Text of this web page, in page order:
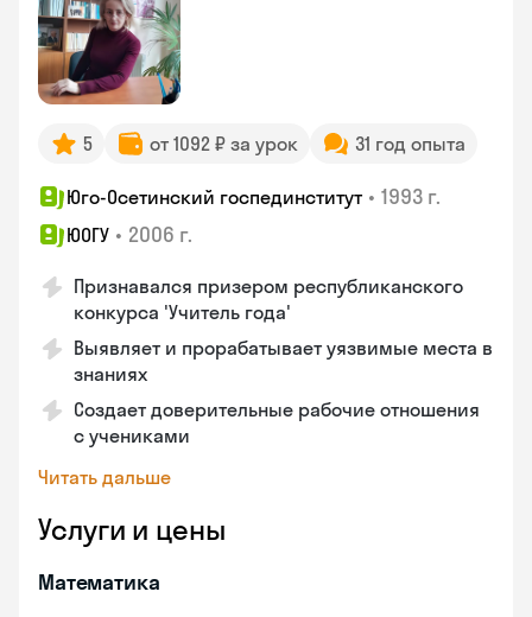
5 от 1092 ₽ за урок 31 год опыта
Юго-Осетинский госпединститут • 1993 г.
ЮОГУ • 2006 г.
Признавался призером республиканского
конкурса 'Учитель года'
Выявляет и прорабатывает уязвимые места в
знаниях
Создает доверительные рабочие отношения
с учениками
Читать дальше
Услуги и цены
Математика